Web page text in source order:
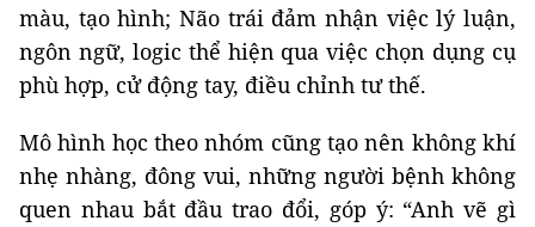
màu, tạo hình; Não trái đảm nhận việc lý luận,
ngôn ngữ, logic thể hiện qua việc chọn dụng cụ
phù hợp, cử động tay, điều chỉnh tư thế.
Mô hình học theo nhóm cũng tạo nên không khí
nhẹ nhàng, đông vui, những người bệnh không
quen nhau bắt đầu trao đổi, góp ý: “Anh vẽ gì